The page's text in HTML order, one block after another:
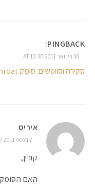
PINGBACK:
30 בינואר 2011 AT 10:30
סקירה וסווטשים: סומק Deep Throat של נארס | ריסים ורסיסים
איריס
7 במאי 2011 AT 0:07
קורין,
האם